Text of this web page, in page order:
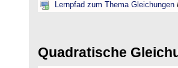
Lernpfad zum Thema Gleichungen
Quadratische